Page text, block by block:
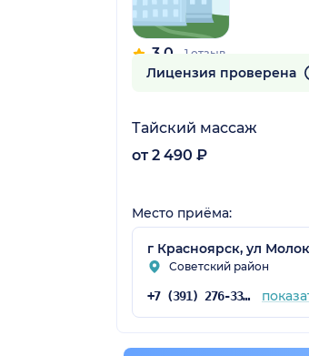
3.0 1 отзыв
Лицензия проверена
Тайский массаж
от 2 490 ₽
Место приёма:
г Красноярск, ул
Советский район
+7 (391) 276-33-33